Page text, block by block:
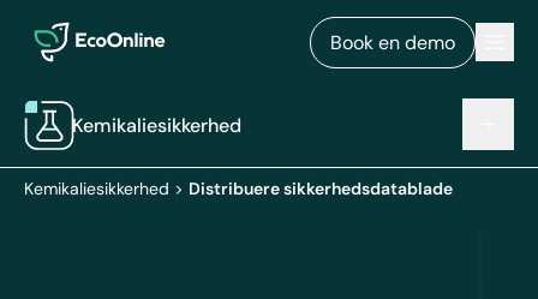
EcoOnline
Book en demo
Kemikaliesikkerhed
Kemikaliesikkerhed > Distribuere sikkerhedsdatablade